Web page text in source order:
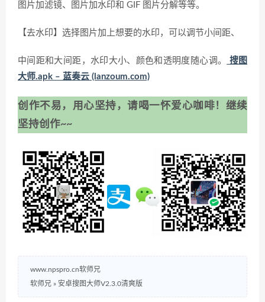
图片加滤镜、图片加水印和 GIF 图片分解等等。
【去水印】选择图片加上想要的水印，可以调节小间距、
中间距和大间距，水印大小、颜色和透明度随心调。
搜图
大师.apk – 蓝奏云 (lanzoum.com)
创作不易，用心坚持，请喝一怀爱心咖啡！继续
坚持创作~~
www.npspro.cn软师兄
软师兄 » 安卓搜图大师V2.3.0清爽版